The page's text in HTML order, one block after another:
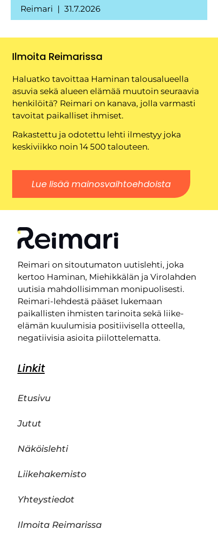
Reimari 31.7.2026
Ilmoita Reimarissa
Haluatko tavoittaa Haminan talousalueella
asuvia sekä alueen elämää muutoin seuraavia
henkilöitä? Reimari on kanava, jolla varmasti
tavoitat paikalliset ihmiset.
Rakastettu ja odotettu lehti ilmestyy joka
keskiviikko noin 14 500 talouteen.
Lue lisää mainosvaihtoehdoista
Reimari on sitoutumaton uutislehti, joka
kertoo Haminan, Miehikkälän ja Virolahden
uutisia mahdollisimman monipuolisesti.
Reimari-lehdestä pääset lukemaan
paikallisten ihmisten tarinoita sekä liike-
elämän kuulumisia positiivisella otteella,
negatiivisia asioita piilottelematta.
Linkit
Etusivu
Jutut
Näköislehti
Liikehakemisto
Yhteystiedot
Ilmoita Reimarissa